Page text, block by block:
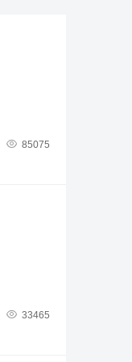
 85075
 33465